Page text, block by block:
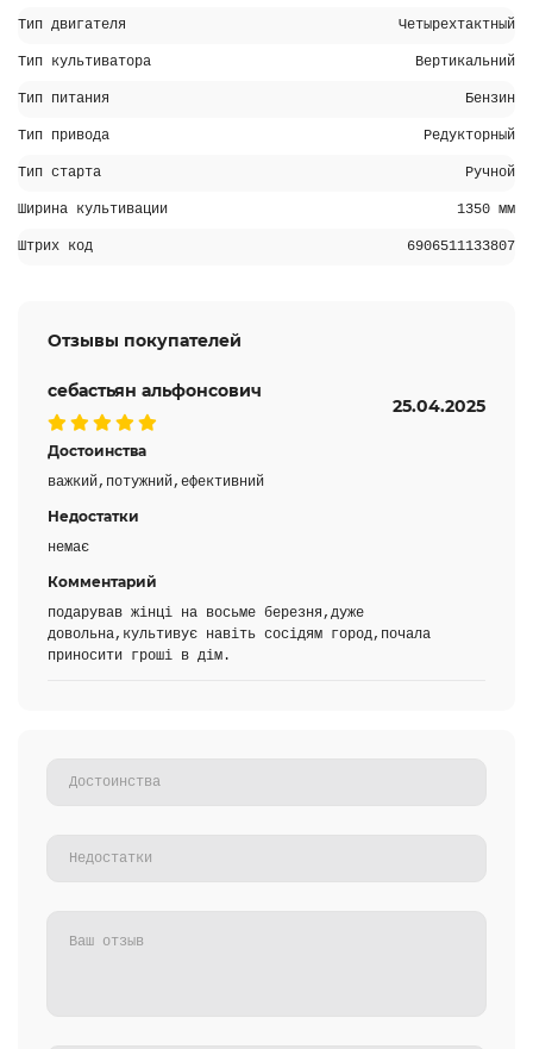
Тип двигателя Четырехтактный
Тип культиватора Вертикальний
Тип питания Бензин
Тип привода Редукторный
Тип старта Ручной
Ширина культивации 1350 мм
Штрих код 6906511133807
Отзывы покупателей
себастьян альфонсович
25.04.2025
Достоинства
важкий,потужний,ефективний
Недостатки
немає
Комментарий
подарував жінці на восьме березня,дуже
довольна,культивує навіть сосідям город,почала
приносити гроші в дім.